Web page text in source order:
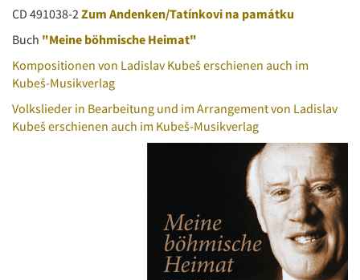
CD 491038-2Zum Andenken/Tatínkovi na památku
Buch "Meine böhmische Heimat"
Kompositionen von Ladislav Kubeš erschienen auch im
Kubeš-Musikverlag
Volkslieder in Bearbeitung und im Arrangement von Ladislav
Kubeš erschienen auch im Kubeš-Musikverlag